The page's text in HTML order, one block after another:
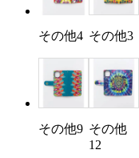
その他4 その他3
その他9 その他
12